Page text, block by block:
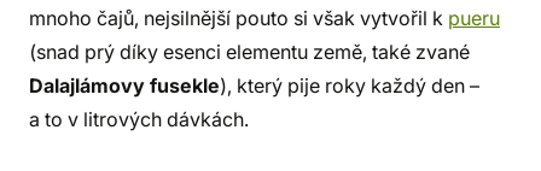
mnoho čajů, nejsilnější pouto si však vytvořil k pueru
(snad prý díky esenci elementu země, také zvané
Dalajlámovy fusekle), který pije roky každý den –
a to v litrových dávkách.